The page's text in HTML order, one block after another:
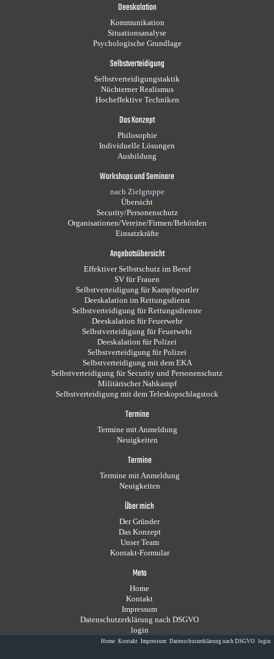
Deeskalation
Kommunikation
Situationsanalyse
Psychologische Grundlage
Selbstverteidigung
Selbstverteidigungstaktik
Nüchterner Realismus
Hocheffektive Techniken
Das Konzept
Philosophie
Individuelle Lösungen
Ausbildung
Workshops und Seminare
nach Zielgruppe
Übersicht
Security/Personenschutz
Organisationen/Vereine/Firmen/Behörden
Einsatzkräfte
Angebotsübersicht
Effektiver Selbstschutz im Beruf
SV für Frauen
Selbstverteidigung für Kampfsportler
Deeskalation im Rettungsdienst
Selbstverteidigung für Rettungsdienste
Deeskalation für Feuerwehr
Selbstverteidigung für Feuerwehr
Deeskalation für Polizei
Selbstverteidigung für Polizei
Selbstverteidigung mit dem EKA
Selbstverteidigung für Security und Personenschutz
Militärischer Nahkampf
Selbstverteidigung mit dem Teleskopschlagstock
Termine
Termine mit Anmeldung
Neuigkeiten
Termine
Termine mit Anmeldung
Neuigkeiten
Über mich
Der Gründer
Das Konzept
Unser Team
Kontakt-Formular
Meta
Home
Kontakt
Impressum
Datenschutzerklärung nach DSGVO
login
Home Kontakt Impressum Datenschutzerklärung nach DSGVO login